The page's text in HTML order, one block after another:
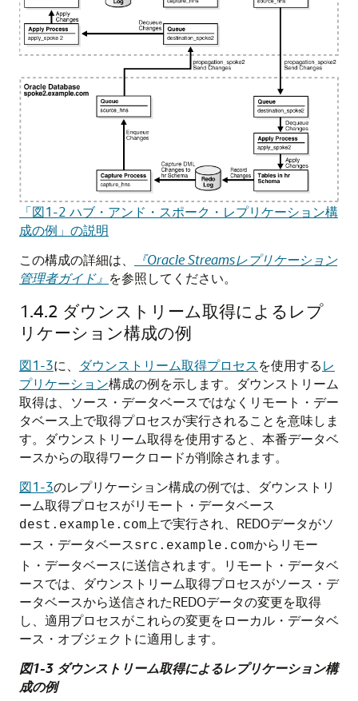
「図1-2 ハブ・アンド・スポーク・レプリケーション構
成の例」の説明
この構成の詳細は、
『Oracle Streamsレプリケーション
管理者ガイド』 を参照してください。
1.4.2 ダウンストリーム取得によるレプ
リケーション構成の例
図1-3に、 ダウンストリーム取得プロセスを使用するレ
プリケーション構成の例を示します。ダウンストリーム
取得は、ソース・データベースではなくリモート・デー
タベース上で取得プロセスが実行されることを意味しま
す。ダウンストリーム取得を使用すると、本番データベ
ースからの取得ワークロードが削除されます。
図1-3のレプリケーション構成の例では、ダウンストリ
ーム取得プロセスがリモート・データベース
dest.example.com上で実行され、REDOデータがソ
ース・データベースsrc.example.comからリモー
ト・データベースに送信されます。リモート・データベ
ースでは、ダウンストリーム取得プロセスがソース・デ
ータベースから送信されたREDOデータの変更を取得
し、適用プロセスがこれらの変更をローカル・データベ
ース・オブジェクトに適用します。
図1-3 ダウンストリーム取得によるレプリケーション構
成の例